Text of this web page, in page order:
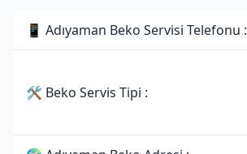
📱 Adıyaman Beko Servisi Telefonu :
🛠 Beko Servis Tipi :